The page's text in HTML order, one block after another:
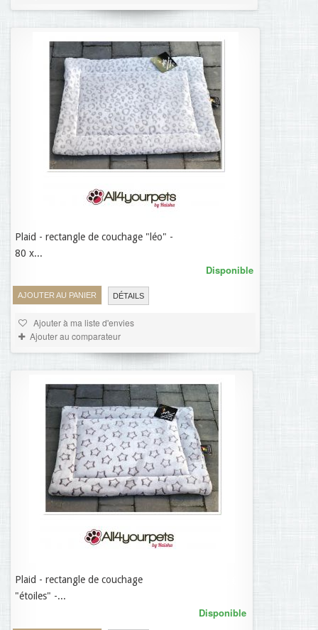
Plaid - rectangle de couchage "léo" -
80 x...
AJOUTER AU PANIER DÉTAILS
Disponible
Ajouter à ma liste d'envies
Ajouter au comparateur
Plaid - rectangle de couchage
"étoiles" -...
Disponible